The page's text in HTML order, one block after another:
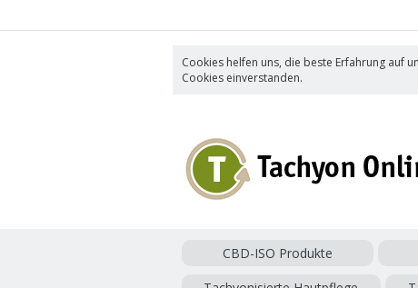
Cookies helfen uns, die beste Erfahrung auf
Cookies einverstanden.
CBD-ISO Produkte